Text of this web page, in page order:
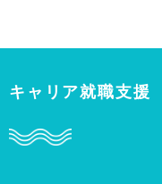
キャリア就職支援